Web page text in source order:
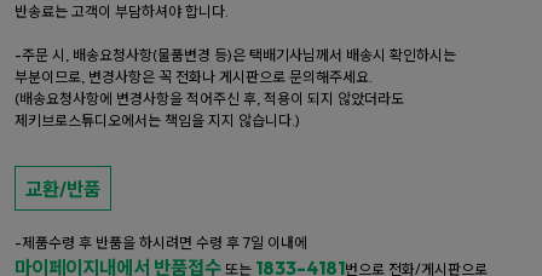
반송료는 고객이 부담하셔야 합니다.
-주문 시, 배송요청사항(물품변경 등)은 택배기사님께서 배송시 확인하시는
부분이므로, 변경사항은 꼭 전화나 게시판으로 문의해주세요.
(배송요청사항에 변경사항을 적어주신 후, 적용이 되지 않았더라도
제키브로스튜디오에서는 책임을 지지 않습니다.)
교환/반품
-제품수령 후 반품을 하시려면 수령 후 7일 이내에
마이페이지내에서 반품접수 또는 1833-4181번으로 전화/게시판으로